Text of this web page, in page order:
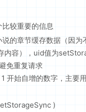
较重要的信息
的章节缓存数据（因
内容），uid值为
免重复请求
开始自增的数字，主要
)